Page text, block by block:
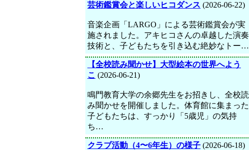
芸術鑑賞会と楽しいヒコダンス (2026-06-22)
音楽企画「LARGO」による芸術鑑賞会が実
施されました。アキヒコさんの卓越した演奏
技術と、子どもたちを引き込む絶妙なトー…
【全校読み聞かせ】大型絵本の世界へよう
こ (2026-06-21)
鳴門教育大学の余郷先生をお招きし、全校読
み聞かせを開催しました。体育館に集まった
子どもたちは、すっかり「5歳児」の気持
ち…
クラブ活動（4〜6年生）の様子 (2026-06-18)